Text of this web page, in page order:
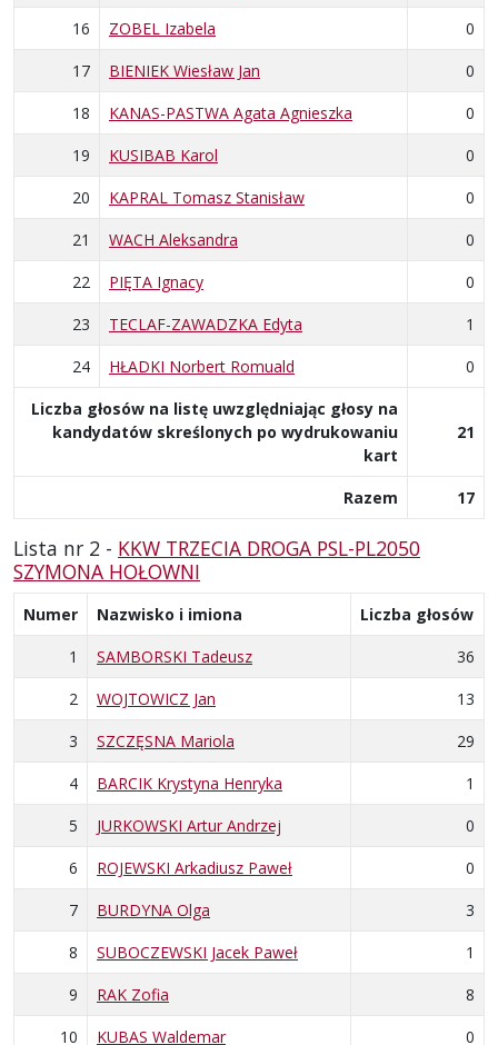
16
ZOBEL Izabela
0
17
BIENIEK Wiesław Jan
0
18
KANAS-PASTWA Agata Agnieszka
0
19
KUSIBAB Karol
0
20
KAPRAL Tomasz Stanisław
0
21
WACH Aleksandra
0
22
PIĘTA Ignacy
0
23
TECLAF-ZAWADZKA Edyta
1
24
HŁADKI Norbert Romuald
0
Liczba głosów na listę uwzględniając głosy na
kandydatów skreślonych po wydrukowaniu
kart
21
Razem 17
Lista nr 2 - KKW TRZECIA DROGA PSL-PL2050
SZYMONA HOŁOWNI
Numer Nazwisko i imiona
Liczba głosów
1
SAMBORSKI Tadeusz
36
2
WOJTOWICZ Jan
13
3
SZCZĘSNA Mariola
29
4
BARCIK Krystyna Henryka
1
5
JURKOWSKI Artur Andrzej
0
6
ROJEWSKI Arkadiusz Paweł
0
7
BURDYNA Olga
3
8
SUBOCZEWSKI Jacek Paweł
1
9
RAK Zofia
8
10
KUBAS Waldemar 0